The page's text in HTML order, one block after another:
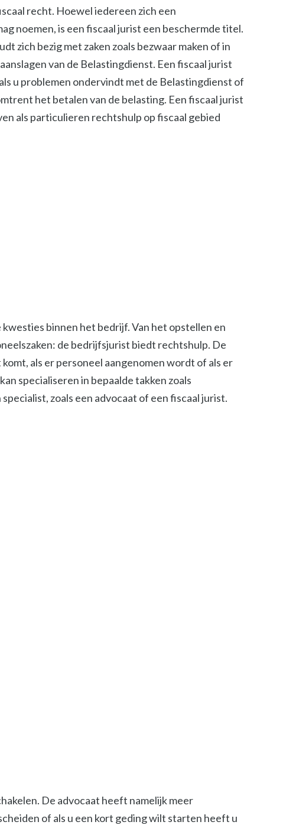
recht. Hoewel iedereen zich een
noemen, is een fiscaal jurist een beschermde titel.
zich bezig met zaken zoals bezwaar maken of in
van de Belastingdienst. Een fiscaal jurist
u problemen ondervindt met de Belastingdienst of
het betalen van de belasting. Een fiscaal jurist
als particulieren rechtshulp op fiscaal gebied
binnen het bedrijf. Van het opstellen en
de bedrijfsjurist biedt rechtshulp. De
als er personeel aangenomen wordt of als er
specialiseren in bepaalde takken zoals
zoals een advocaat of een fiscaal jurist.
De advocaat heeft namelijk meer
of als u een kort geding wilt starten heeft u